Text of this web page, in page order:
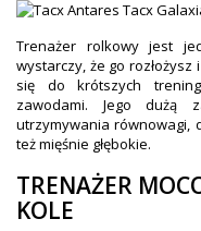
Trenażer rolkowy jest
wystarczy, że go
się do krótszych
zawodami. Jego dużą
utrzymywania równowagi,
też mięśnie głębokie.
TRENAŻER
KOLE